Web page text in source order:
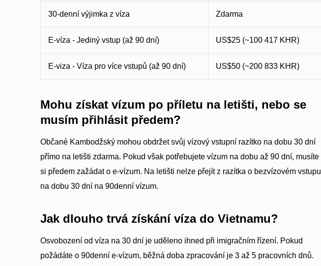
30-denní výjimka z víza Zdarma
E-víza - Jediný vstup (až 90 dní) US$25 (~100 417 KHR)
E-viza - Víza pro více vstupů (až 90 dní) US$50 (~200 833 KHR)
Mohu získat vízum po příletu na letišti, nebo se
musím přihlásit předem?
Občané Kambodžský mohou obdržet svůj vízový vstupní razítko na dobu 30 dní
přímo na letišti zdarma. Pokud však potřebujete vízum na dobu až 90 dní, musíte
si předem zažádat o e-vízum. Na letišti nelze přejít z razítka o bezvízovém vstupu
na dobu 30 dní na 90denní vízum.
Jak dlouho trvá získání víza do Vietnamu?
Osvobození od víza na 30 dní je uděleno ihned při imigračním řízení. Pokud
požádáte o 90denní e-vízum, běžná doba zpracování je 3 až 5 pracovních dnů.